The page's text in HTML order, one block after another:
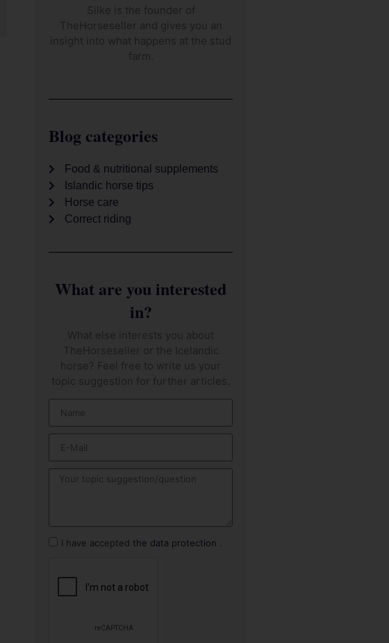
Silke is the founder of
TheHorseseller and gives you an
insight into what happens at the stud
farm.
Blog categories
Food & nutritional supplements
Islandic horse tips
Horse care
Correct riding
What are you interested
in?
What else interests you about
TheHorseseller or the Icelandic
horse? Feel free to write us your
topic suggestion for further articles.
I have accepted the data protection